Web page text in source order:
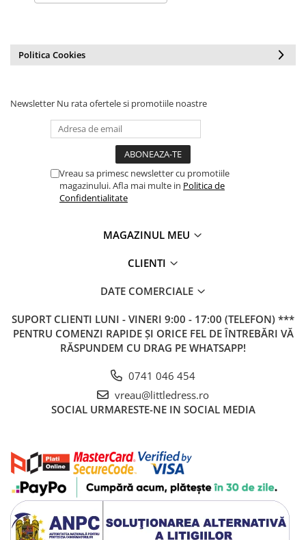
Politica Cookies
Newsletter Nu rata ofertele si promotiile noastre
Vreau sa primesc newsletter cu promotiile
magazinului. Afla mai multe in Politica de
Confidentialitate
MAGAZINUL MEU
CLIENTI
DATE COMERCIALE
SUPORT CLIENTI LUNI - VINERI 9:00 - 17:00 (TELEFON) ***
PENTRU COMENZI RAPIDE ȘI ORICE FEL DE ÎNTREBĂRI VĂ
RĂSPUNDEM CU DRAG PE WHATSAPP!
0741 046 454
vreau@littledress.ro
SOCIAL URMARESTE-NE IN SOCIAL MEDIA